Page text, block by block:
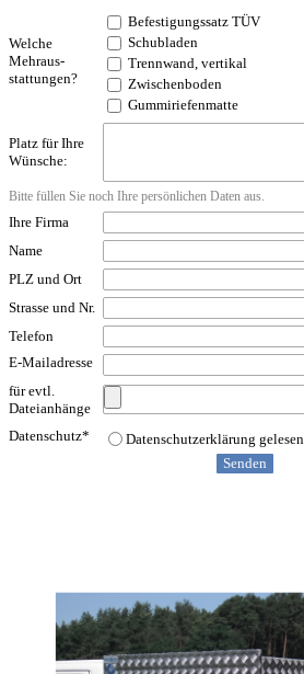
Welche
Mehraus-
stattungen?
Befestigungssatz TÜV
Schubladen
Trennwand, vertikal
Zwischenboden
Gummiriefenmatte
Platz für Ihre
Wünsche:
Bitte füllen Sie noch Ihre persönlichen Daten aus.
Ihre Firma
Name
PLZ und Ort
Strasse und Nr.
Telefon
E-Mailadresse
für evtl.
Dateianhänge
Datenschutz* Datenschutzerklärung gelesen